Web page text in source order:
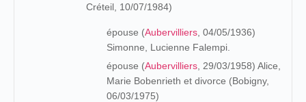
Créteil, 10/07/1984)
épouse (Aubervilliers , 04/05/1936)
Simonne, Lucienne Falempi.
épouse (Aubervilliers , 29/03/1958) Alice,
Marie Bobenrieth et divorce (Bobigny,
06/03/1975)